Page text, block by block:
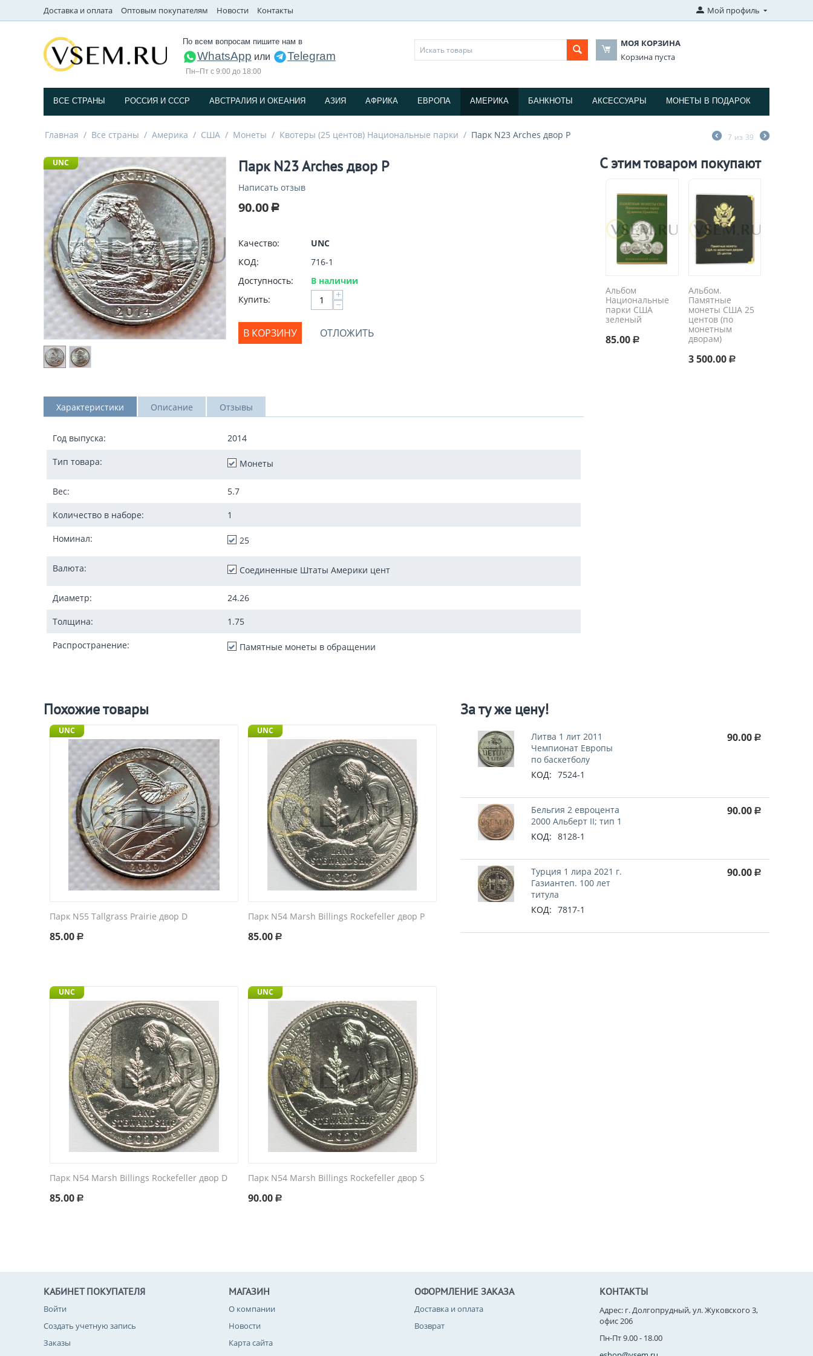
Доставка и оплата Оптовым покупателям Новости Контакты Мой профиль
По всем вопросам пишите нам в
WhatsApp или Telegram
Пн–Пт с 9:00 до 18:00
МОЯ КОРЗИНА
Корзина пуста
ВСЕ СТРАНЫ РОССИЯ И СССP АВСТРАЛИЯ И ОКЕАНИЯ АЗИЯ АФРИКА ЕВРОПА АМЕРИКА БАНКНОТЫ АКСЕССУАРЫ МОНЕТЫ В ПОДАРОК
Главная / Все страны / Америка / США / Монеты / Квотеры (25 центов) Национальные парки / Парк N23 Arches двор P 7 из 39
UNC Парк N23 Arches двор P
Написать отзыв
90.00 Р
Качество:
UNC
КОД:
716-1
Доступность:
В наличии
Купить:
+
−
В КОРЗИНУ ОТЛОЖИТЬ
Характеристики Описание Отзывы
Год выпуска: 2014
Тип товара: Монеты
Вес: 5.7
Количество в наборе: 1
Номинал: 25
Валюта: Соединенные Штаты Америки цент
Диаметр: 24.26
Толщина: 1.75
Распространение: Памятные монеты в обращении
С этим товаром покупают
Альбом
Национальные
парки США
зеленый
85.00 Р
Альбом.
Памятные
монеты США 25
центов (по
монетным
дворам)
3 500.00 Р
Похожие товары
UNC
Парк N55 Tallgrass Prairie двор D
85.00 Р
UNC
Парк N54 Marsh Billings Rockefeller двор P
85.00 Р
UNC
Парк N54 Marsh Billings Rockefeller двор D
85.00 Р
UNC
Парк N54 Marsh Billings Rockefeller двор S
90.00 Р
За ту же цену!
Литва 1 лит 2011
Чемпионат Европы
по баскетболу
КОД: 7524-1
90.00 Р
Бельгия 2 евроцента
2000 Альберт II; тип 1
КОД: 8128-1
90.00 Р
Турция 1 лира 2021 г.
Газиантеп. 100 лет
титула
КОД: 7817-1
90.00 Р
КАБИНЕТ ПОКУПАТЕЛЯ
Войти
Создать учетную запись
Заказы
МАГАЗИН
О компании
Новости
Карта сайта
ОФОРМЛЕНИЕ ЗАКАЗА
Доставка и оплата
Возврат
КОНТАКТЫ
Адрес: г. Долгопрудный, ул. Жуковского 3,
офис 206
Пн-Пт 9.00 - 18.00